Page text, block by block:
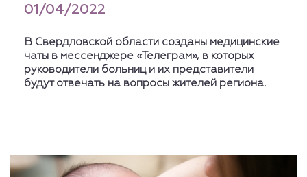
01/04/2022
В Свердловской области созданы медицинские
чаты в мессенджере «Телеграм», в которых
руководители больниц и их представители
будут отвечать на вопросы жителей региона.